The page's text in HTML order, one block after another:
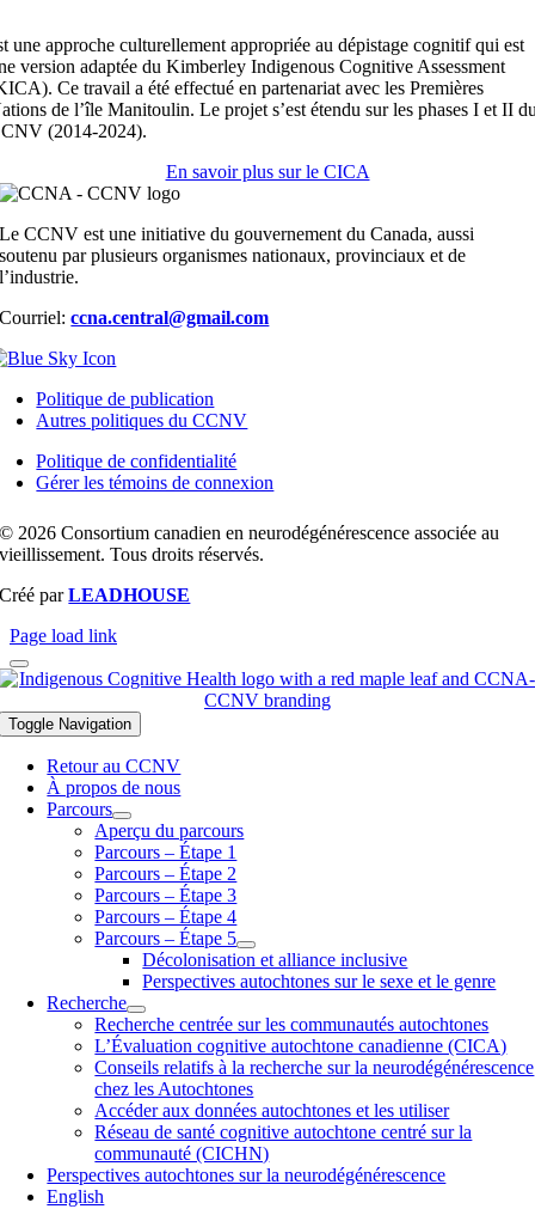
une approche culturellement appropriée au dépistage cognitif qui est
version adaptée du Kimberley Indigenous Cognitive Assessment
Ce travail a été effectué en partenariat avec les Premières
de l’île Manitoulin. Le projet s’est étendu sur les phases I et II
(2014-2024).
En savoir plus sur le CICA
Le CCNV est une initiative du gouvernement du Canada, aussi
soutenu par plusieurs organismes nationaux, provinciaux et de
l’industrie.
Courriel:ccna.central@gmail.com
Politique de publication
Autres politiques du CCNV
Politique de confidentialité
Gérer les témoins de connexion
© 2026 Consortium canadien en neurodégénérescence associée au
vieillissement. Tous droits réservés.
Créé parLEADHOUSE
Page load link
Toggle Navigation
Retour au CCNV
À propos de nous
Parcours
Aperçu du parcours
Parcours – Étape 1
Parcours – Étape 2
Parcours – Étape 3
Parcours – Étape 4
Parcours – Étape 5
Décolonisation et alliance inclusive
Perspectives autochtones sur le sexe et le genre
Recherche
Recherche centrée sur les communautés autochtones
L’Évaluation cognitive autochtone canadienne (CICA)
Conseils relatifs à la recherche sur la neurodégénérescence
chez les Autochtones
Accéder aux données autochtones et les utiliser
Réseau de santé cognitive autochtone centré sur la
communauté (CICHN)
Perspectives autochtones sur la neurodégénérescence
English